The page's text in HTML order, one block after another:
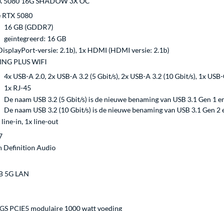
5080
16 GB (GDDR7)
geïntegreerd: 16 GB
versie: 2.1b), 1x HDMI (HDMI versie: 2.1b)
PLUS WIFI
4x USB-A 2.0, 2x USB-A 3.2 (5 Gbit/s), 2x USB-A 3.2 (10 Gbit/s), 1x
1x RJ-45
De naam USB 3.2 (5 Gbit/s) is de nieuwe benaming van USB 3.1 Gen 1
De naam USB 3.2 (10 Gbit/s) is de nieuwe benaming van USB 3.1 Gen 2
in, 1x line-out
Definition Audio
5G LAN
PCIE5 modulaire 1000 watt voeding